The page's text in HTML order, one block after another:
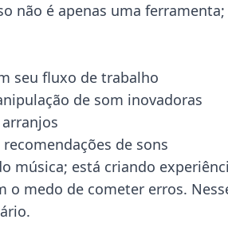
não é apenas uma
seu fluxo de trabalho
de som inovadoras
de sons
música; está criando
medo de cometer erros.